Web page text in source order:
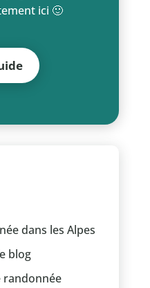
ici 🙂
dans les Alpes
blog
randonnée